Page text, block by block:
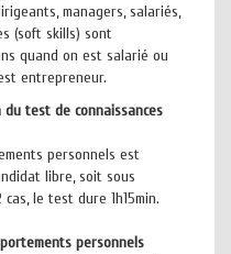
managers, salariés,
(soft skills) sont
quand on est salarié ou
entrepreneur.
test de connaissances
personnels est
libre, soit sous
le test dure 1h15min.
personnels